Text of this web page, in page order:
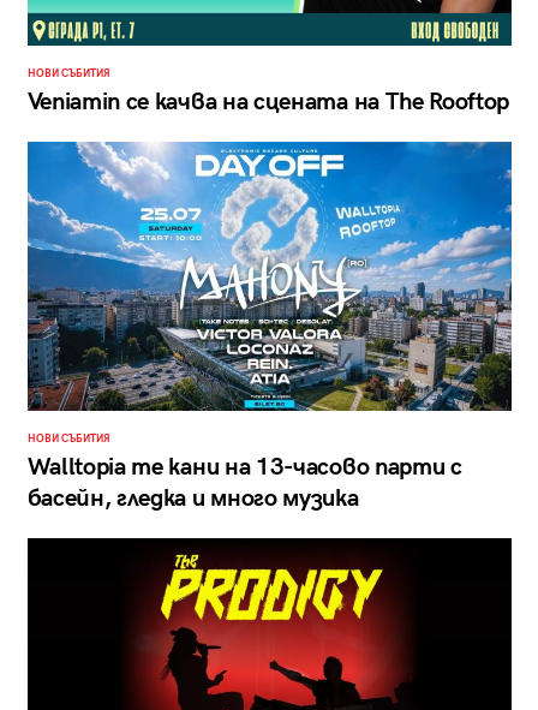
НОВИ СЪБИТИЯ
Veniamin се качва на сцената на The Rooftop
НОВИ СЪБИТИЯ
Walltopia те кани на 13-часово парти с
басейн, гледка и много музика